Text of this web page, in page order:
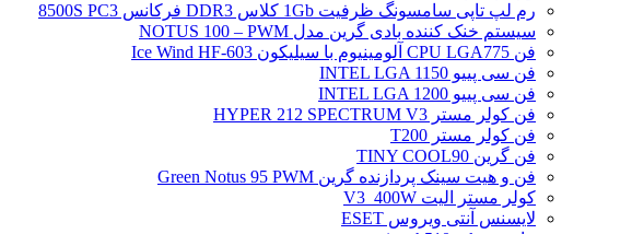
رم لپ تاپی سامسونگ ظرفیت 1Gb کلاس DDR3 فرکانس 8500S PC3
سیستم خنک کننده بادی گرین مدل NOTUS 100 – PWM
فن CPU LGA775 آلومینیوم با سیلیکون Ice Wind HF-603
فن سی پییو INTEL LGA 1150
فن سی پییو INTEL LGA 1200
فن کولر مستر HYPER 212 SPECTRUM V3
فن کولر مستر T200
فن گرین TINY COOL90
فن و هیت سینک پردازنده گرین Green Notus 95 PWM
کولر مستر الیت V3_400W
لایسنس آنتی ویروس ESET